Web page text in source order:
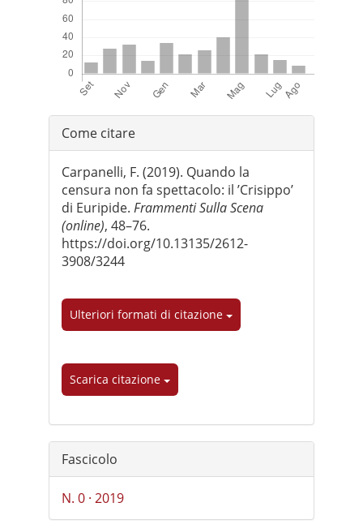
Dettagli
dell'articolo
Come citare
Carpanelli, F. (2019). Quando la
censura non fa spettacolo: il ’Crisippo’
di Euripide. Frammenti Sulla Scena
(online), 48–76.
https://doi.org/10.13135/2612-
3908/3244
Ulteriori formati di citazione
Scarica citazione
Fascicolo
N. 0 · 2019